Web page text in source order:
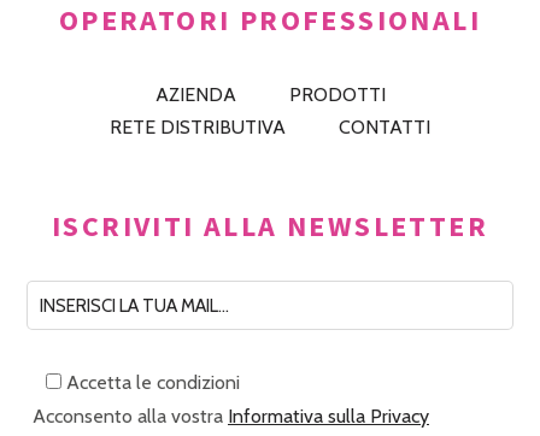
OPERATORI PROFESSIONALI
AZIENDA
PRODOTTI
RETE DISTRIBUTIVA
CONTATTI
ISCRIVITI ALLA NEWSLETTER
Accetta le condizioni
Acconsento alla vostra Informativa sulla Privacy